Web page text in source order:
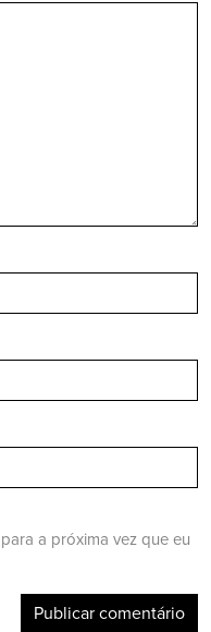
a próxima vez que eu